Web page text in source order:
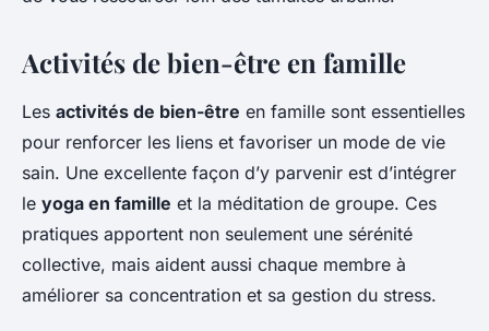
Activités de bien-être en famille
Les activités de bien-être en famille sont essentielles
pour renforcer les liens et favoriser un mode de vie
sain. Une excellente façon d’y parvenir est d’intégrer
le yoga en famille et la méditation de groupe. Ces
pratiques apportent non seulement une sérénité
collective, mais aident aussi chaque membre à
améliorer sa concentration et sa gestion du stress.